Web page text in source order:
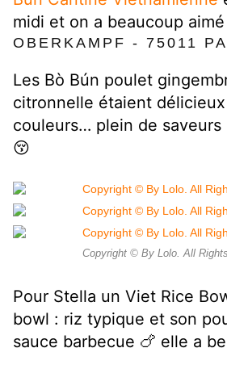
midi et on a beaucoup
OBERKAMPF - 75011
Les Bò Bún poulet
citronnelle étaient
couleurs… plein de saveurs
😚
Copyright © By Lolo. All
Pour Stella un Viet Rice
bowl : riz typique et son
sauce barbecue 🍗 elle a